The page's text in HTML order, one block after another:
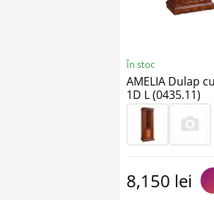
În stoc
AMELIA Dulap
1D L (0435.11)
8,150 lei